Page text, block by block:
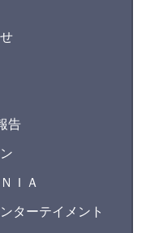
告
ＩＡ
ターテイメント